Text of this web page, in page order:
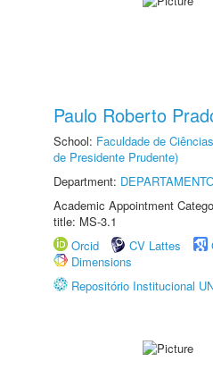
Paulo Roberto
School: Faculdade de
de Presidente Prudente)
Department:
Academic Appointment
title: MS-3.1
Orcid
CV Lattes
Dimensions
Repositório Institucional